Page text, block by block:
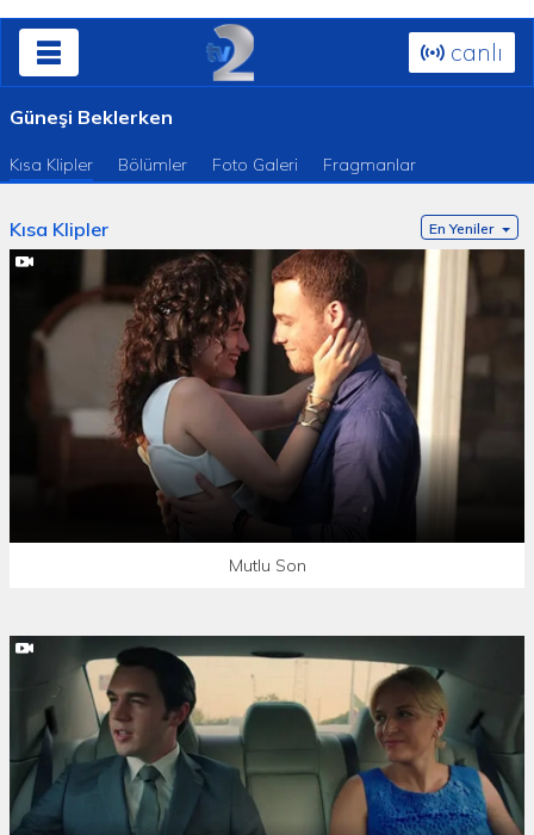
canlı
Güneşi Beklerken
Kısa Klipler Bölümler Foto Galeri Fragmanlar
Kısa Klipler
Mutlu Son
En Yeniler